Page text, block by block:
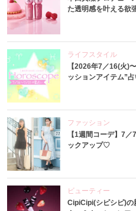
た透明感を叶える欲
ライフスタイル
【2026年7／16(火)
ッションアイテム”
ファッション
【1週間コーデ】7
ックアップ♡
ビューティー
CipiCipi(シピシピ)の